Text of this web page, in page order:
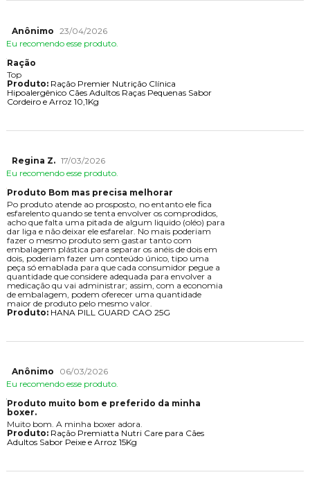
Anônimo 23/04/2026
Eu recomendo esse produto.
Ração
Top
Produto:Ração Premier Nutrição Clínica
Hipoalergênico Cães Adultos Raças Pequenas Sabor
Cordeiro e Arroz 10,1Kg
Regina Z. 17/03/2026
Eu recomendo esse produto.
Produto Bom mas precisa melhorar
Po produto atende ao prosposto, no entanto ele fica
esfarelento quando se tenta envolver os comprodidos,
acho que falta uma pitada de algum liquido (oléo) para
dar liga e não deixar ele esfarelar. No mais poderiam
fazer o mesmo produto sem gastar tanto com
embalagem plástica para separar os anéis de dois em
dois, poderiam fazer um conteúdo único, tipo uma
peça só emablada para que cada consumidor pegue a
quantidade que considere adequada para envolver a
medicação qu vai administrar; assim, com a economia
de embalagem, podem oferecer uma quantidade
maior de produto pelo mesmo valor.
Produto:HANA PILL GUARD CAO 25G
Anônimo
06/03/2026
Eu recomendo esse produto.
Produto muito bom e preferido da minha
boxer.
Muito bom. A minha boxer adora.
Produto:Ração Premiatta Nutri Care para Cães
Adultos Sabor Peixe e Arroz 15Kg